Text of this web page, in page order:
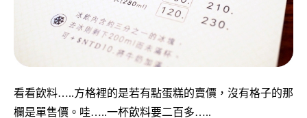
看看飲料…..方格裡的是若有點蛋糕的賣價，沒有格子的那
欄是單售價。哇…..一杯飲料要二百多…..